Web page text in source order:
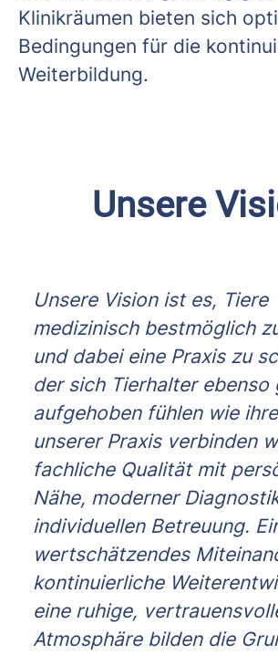
Klinikräumen bieten sich
Bedingungen für die
Weiterbildung.
Unsere
Unsere Vision ist es, Tiere
medizinisch bestmöglich
und dabei eine Praxis zu
der sich Tierhalter ebenso
aufgehoben fühlen wie
unserer Praxis verbinden
fachliche Qualität mit
Nähe, moderner
individuellen Betreuung.
wertschätzendes
kontinuierliche
eine ruhige,
Atmosphäre bilden die